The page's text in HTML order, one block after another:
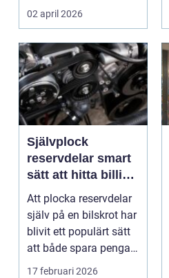
02 april 2026
Självplock
reservdelar smart
sätt att hitta billiga
bildelar
Att plocka reservdelar
själv på en bilskrot har
blivit ett populärt sätt
att både spara pengar
och g...
17 februari 2026